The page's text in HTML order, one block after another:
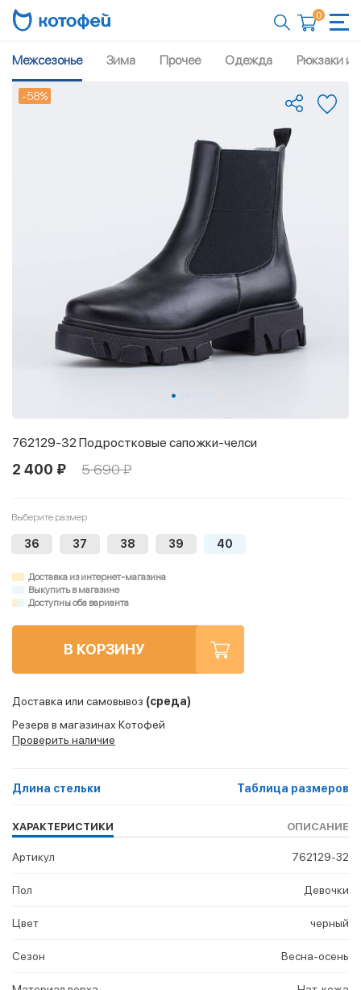
0
Межсезонье Зима Прочее Одежда Рюкзаки и
-58%
762129-32 Подростковые сапожки-челси
2 400 ₽ 5 690 ₽
Выберите размер
36 37 38 39 40
Доставка из интернет-магазина
Выкупить в магазине
Доступны оба варианта
В КОРЗИНУ
Доставка или самовывоз (среда)
Резерв в магазинах Котофей
Проверить наличие
Длина стельки Таблица размеров
ХАРАКТЕРИСТИКИ ОПИСАНИЕ
Артикул 762129-32
Пол Девочки
Цвет черный
Сезон Весна-осень